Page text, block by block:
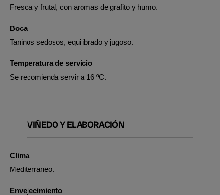
Fresca y frutal, con aromas de grafito y humo.
Boca
Taninos sedosos, equilibrado y jugoso.
Temperatura de servicio
Se recomienda servir a 16 ºC.
VIÑEDO Y ELABORACIÓN
Clima
Mediterráneo.
Envejecimiento